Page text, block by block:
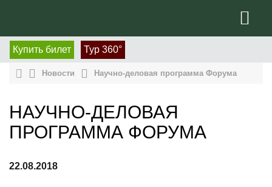
Купить билет Тур 360°
Новости Научно-деловая программа Форума
НАУЧНО-ДЕЛОВАЯ
ПРОГРАММА ФОРУМА
22.08.2018